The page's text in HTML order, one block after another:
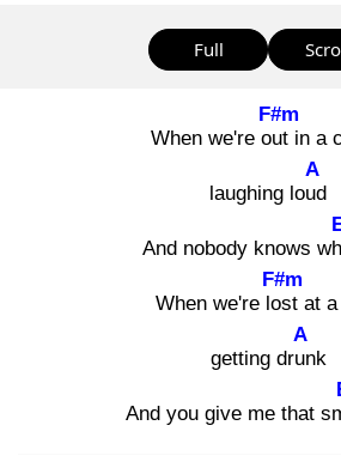
Full
When we're out
F#m
in a
laughing loud
A
And nobody knows
When we're los
F#m
t at
getting drun
A
k
And you give me that